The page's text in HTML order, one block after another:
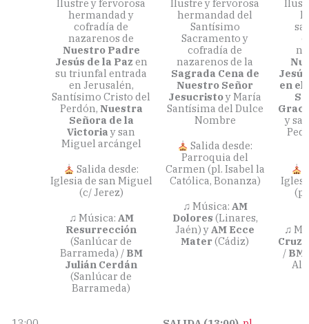
Ilustre y fervorosa
hermandad y
cofradía de
nazarenos de
Nuestro Padre
Jesús de la Paz en
su triunfal entrada
en Jerusalén,
Santísimo Cristo del
Perdón, Nuestra
Señora de la
Victoriay san
Miguel arcángel
Salida desde:
Iglesia de san Miguel
(c/ Jerez)
♫ Música: AM
Resurrección
(Sanlúcar de
Barrameda) / BM
Julián Cerdán
(Sanlúcar de
Barrameda)
Ilustre y fervorosa
hermandad del
Santísimo
Sacramento y
cofradía de
nazarenos de la
Sagrada Cena de
Nuestro Señor
Jesucristoy María
Santísima del Dulce
Nombre
Salida desde:
Parroquia del
Carmen (pl. Isabel la
Católica, Bonanza)
♫ Música: AM
Dolores (Linares,
Jaén) yAM Ecce
Mater(Cádiz)
en el
y
♫
Cruz
/ BM